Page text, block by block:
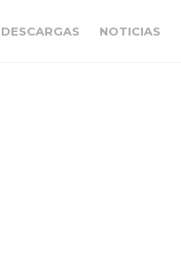
DESCARGAS NOTICIAS